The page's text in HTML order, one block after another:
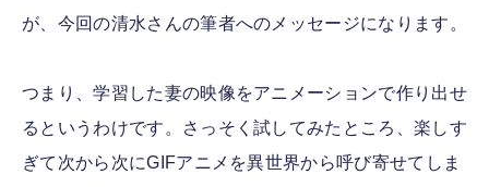
が、今回の清水さんの筆者へのメッセージになります。
つまり、学習した妻の映像をアニメーションで作り出せ
るというわけです。さっそく試してみたところ、楽しす
ぎて次から次にGIFアニメを異世界から呼び寄せてしま